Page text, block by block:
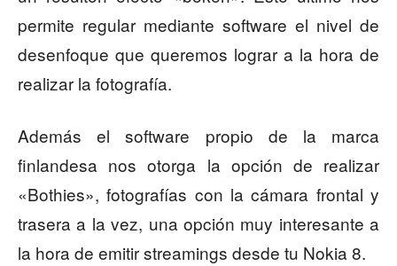
permite regular mediante software el nivel de
desenfoque que queremos lograr a la hora de
realizar la fotografía.
Además el software propio de la marca
finlandesa nos otorga la opción de realizar
«Bothies», fotografías con la cámara frontal y
trasera a la vez, una opción muy interesante a
la hora de emitir streamings desde tu Nokia 8.